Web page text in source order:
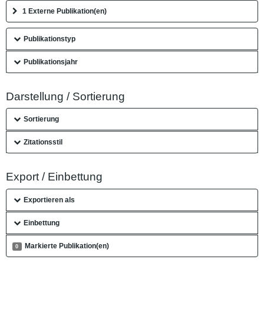
1 Externe Publikation(en)
Publikationstyp
Publikationsjahr
Darstellung / Sortierung
Sortierung
Zitationsstil
Export / Einbettung
Exportieren als
Einbettung
0 Markierte Publikation(en)